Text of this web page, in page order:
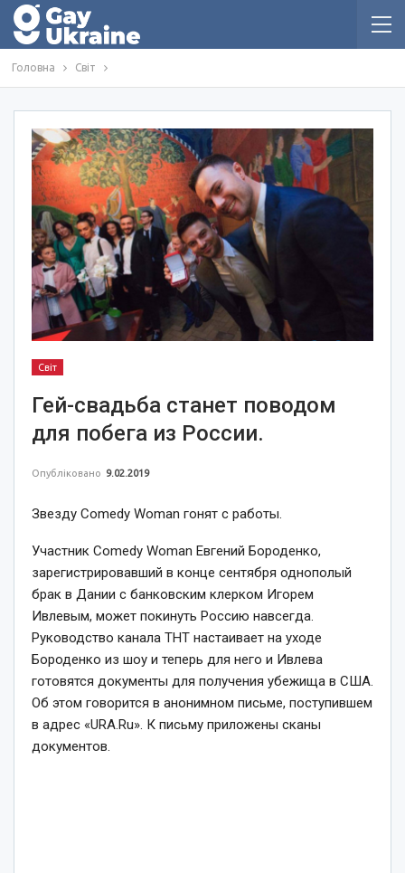
Головна Світ
Світ
Гей-свадьба станет поводом
для побега из России.
Опубліковано 9.02.2019
Звезду Comedy Woman гонят с работы.
Участник Comedy Woman Евгений Бороденко,
зарегистрировавший в конце сентября однополый
брак в Дании с банковским клерком Игорем
Ивлевым, может покинуть Россию навсегда.
Руководство канала ТНТ настаивает на уходе
Бороденко из шоу и теперь для него и Ивлева
готовятся документы для получения убежища в США.
Об этом говорится в анонимном письме, поступившем
в адрес «URA.Ru». К письму приложены сканы
документов.